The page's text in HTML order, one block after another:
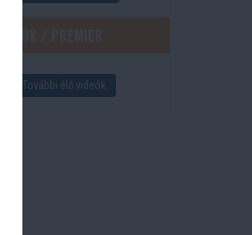
További élő videók